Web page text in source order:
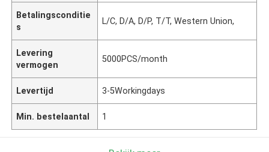
Betalingsconditie
s
L/C, D/A, D/P, T/T, Western Union,
Levering
vermogen
5000PCS/month
Levertijd 3-5Workingdays
Min. bestelaantal 1